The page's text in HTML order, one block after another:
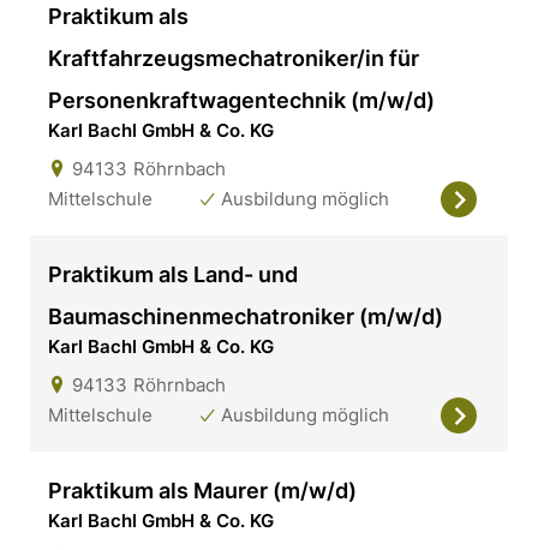
Praktikum als
Kraftfahrzeugsmechatroniker/in für
Personenkraftwagentechnik (m/w/d)
Karl Bachl GmbH & Co. KG
94133 Röhrnbach
Mittelschule
Ausbildung möglich
Praktikum als Land- und
Baumaschinenmechatroniker (m/w/d)
Karl Bachl GmbH & Co. KG
94133 Röhrnbach
Mittelschule
Ausbildung möglich
Praktikum als Maurer (m/w/d)
Karl Bachl GmbH & Co. KG